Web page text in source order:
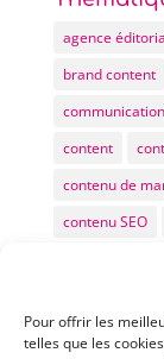
Pour offrir les
telles que les
agence
brand content
content
contenu de
contenu SEO
marketing